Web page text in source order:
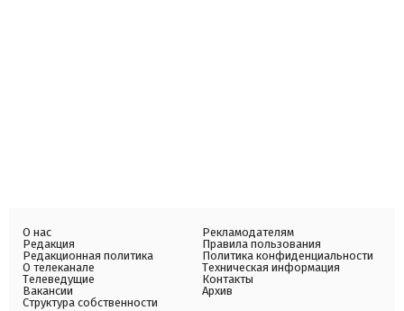
О нас
Редакция
Редакционная политика
О телеканале
Телеведущие
Вакансии
Структура собственности
Рекламодателям
Правила пользования
Политика конфиденциальности
Техническая информация
Контакты
Архив